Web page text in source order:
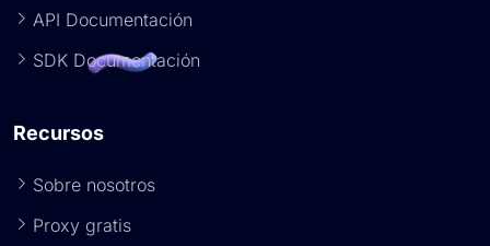
API Documentación
SDK Documentación
Recursos
Sobre nosotros
Proxy gratis